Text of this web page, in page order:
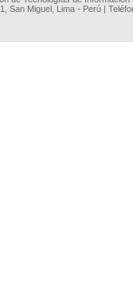
San Miguel, Lima - Perú |